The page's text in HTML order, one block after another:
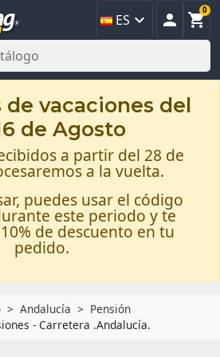
ES   
0
de vacaciones del
de Agosto
a partir del 28 de
a la vuelta.
puedes usar el código
este periodo y te
de descuento en tu
pedido.
Andalucía
Pensión
- Carretera .Andalucía.